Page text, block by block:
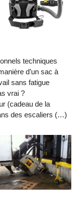
techniques
d’un sac à
sans fatigue
vrai ?
(cadeau de la
des escaliers (…)